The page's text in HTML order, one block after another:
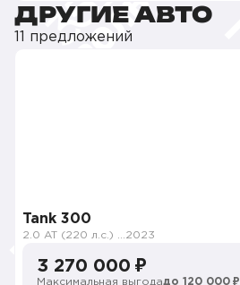
ДРУГИЕ АВТО
11 предложений
Tank 300
2023
3 270 000 ₽
Максимальная выгодадо 120 000 ₽